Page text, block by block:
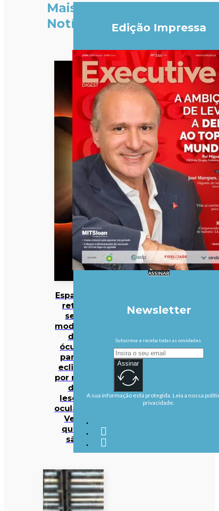
Mais
Notícias
Espanha
retira
seis
modelos
de
óculos
para o
eclipse
por risco
de
lesões
oculares.
Veja
quais
são
Edição Impressa
ASSINAR
Newsletter
Subscreva e receba todas as novidades.
Assinar
A sua informação está protegida. Leia a nossa
privacidade.